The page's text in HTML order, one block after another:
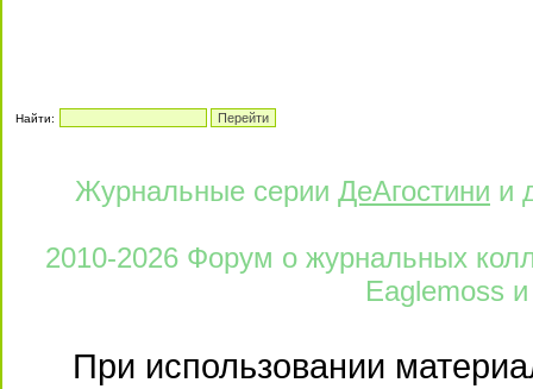
Найти:
Журнальные серии ДеАгостини и
2010-2026 Форум о журнальных
Eaglemoss и
При использовании